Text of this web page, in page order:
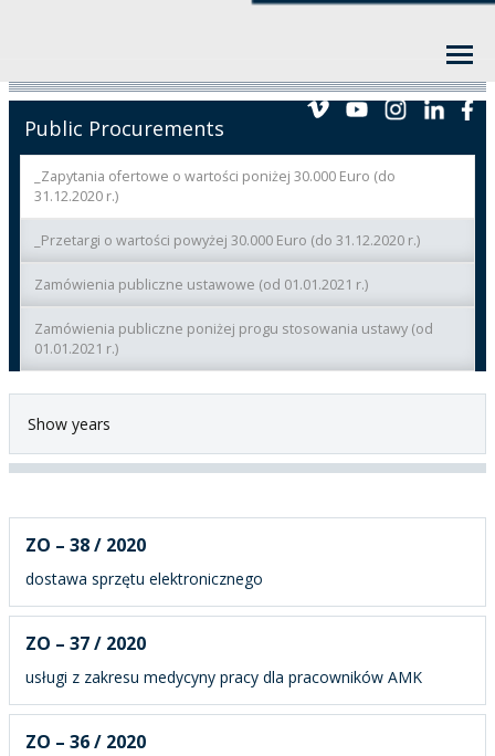
Public Procurements
_Zapytania ofertowe o wartości poniżej 30.000 Euro (do
31.12.2020 r.)
_Przetargi o wartości powyżej 30.000 Euro (do 31.12.2020 r.)
Zamówienia publiczne ustawowe (od 01.01.2021 r.)
Zamówienia publiczne poniżej progu stosowania ustawy (od
01.01.2021 r.)
Show years
ZO – 38 / 2020
dostawa sprzętu elektronicznego
ZO – 37 / 2020
usługi z zakresu medycyny pracy dla pracowników AMK
ZO – 36 / 2020